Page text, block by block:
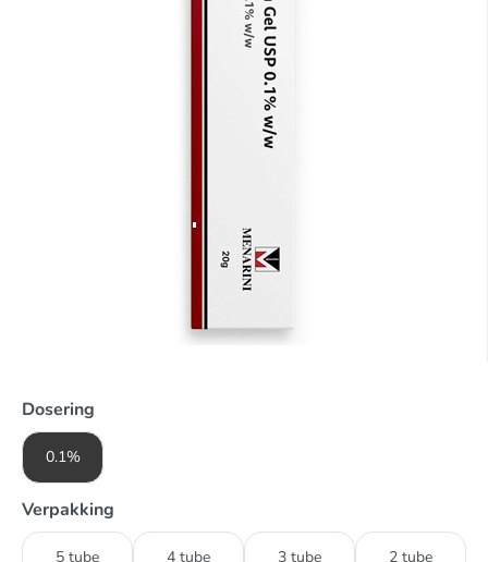
Dosering
0.1%
Verpakking
5 tube 4 tube 3 tube 2 tube